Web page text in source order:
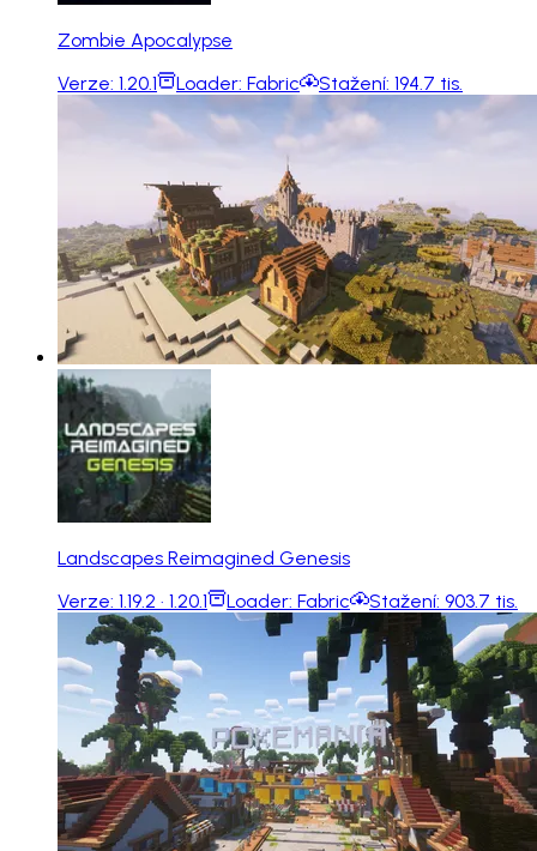
Zombie Apocalypse
Verze: 1.20.1 Loader: Fabric Stažení: 194.7 tis.
Landscapes Reimagined Genesis
Verze: 1.19.2 · 1.20.1 Loader: Fabric Stažení: 903.7 tis.